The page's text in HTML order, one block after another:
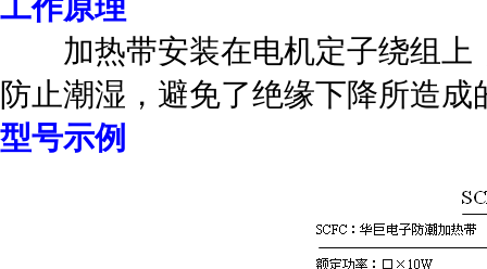
工作原理
加热带安装在电机定子绕组上
防止潮湿，避免了绝缘下降所造成
型号示例